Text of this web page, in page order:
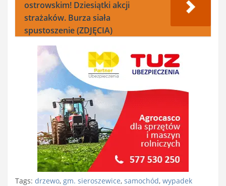
ostrowskim! Dziesiątki akcji
strażaków. Burza siała
spustoszenie (ZDJĘCIA)
Tags: drzewo, gm. sieroszewice, samochód, wypadek